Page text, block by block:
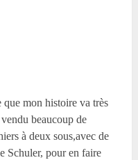
que mon histoire va très
beaucoup de
à deux sous,avec de
Schuler, pour en faire